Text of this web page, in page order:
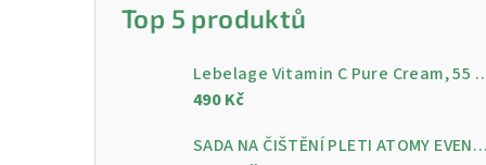
Top 5 produktů
Lebelage Vitamin C Pure Cream, 55
490 Kč
SADA NA ČIŠTĚNÍ PLETI ATOMY EVENING CARE - 4 KROKY PRO ČISTOU A ZÁŘIVOU PLEŤ